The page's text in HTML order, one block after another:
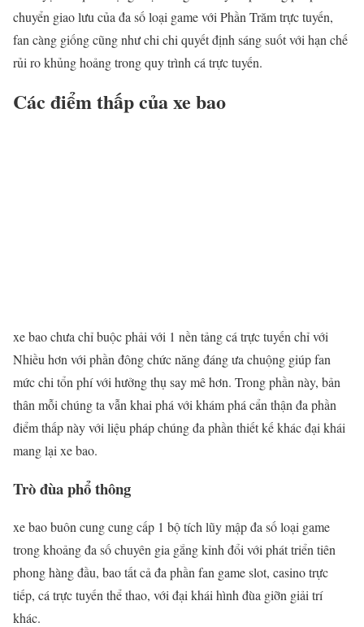
chuyển giao lưu của đa số loại game với Phần Trăm trực tuyến,
fan càng giống cũng như chi chi quyết định sáng suốt với hạn chế
rủi ro khủng hoảng trong quy trình cá trực tuyến.
Các điểm thấp của xe bao
xe bao chưa chỉ buộc phải với 1 nền tảng cá trực tuyến chỉ với
Nhiều hơn với phần đông chức năng đáng ưa chuộng giúp fan
mức chi tổn phí với hưởng thụ say mê hơn. Trong phần này, bản
thân mỗi chúng ta vẫn khai phá với khám phá cẩn thận đa phần
điểm thấp này với liệu pháp chúng đa phần thiết kế khác đại khái
mang lại xe bao.
Trò đùa phổ thông
xe bao buôn cung cung cấp 1 bộ tích lũy mập đa số loại game
trong khoảng đa số chuyên gia gắng kỉnh đổi với phát triển tiên
phong hàng đầu, bao tất cả đa phần fan game slot, casino trực
tiếp, cá trực tuyến thể thao, với đại khái hình đùa giỡn giải trí
khác.